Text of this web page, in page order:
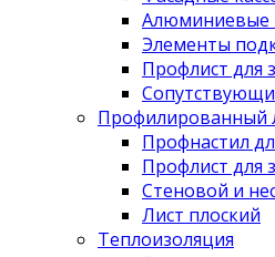
Алюминиевые
Элементы
Профлист для
Профилированный
Профнастил
Профлист для
Стеновой и
Лист плоский
Теплоизоляция